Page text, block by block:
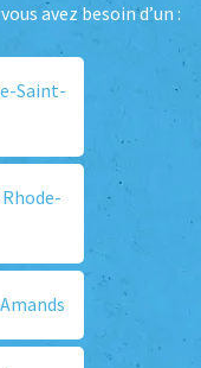
avez besoin d’un :
Saint-